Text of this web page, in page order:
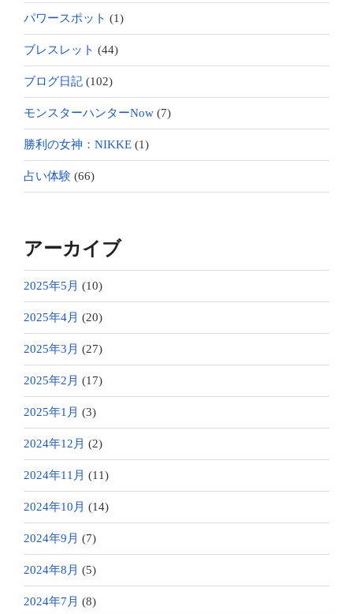
パワースポット (1)
ブレスレット (44)
ブログ日記 (102)
モンスターハンターNow (7)
勝利の女神：NIKKE (1)
占い体験 (66)
アーカイブ
2025年5月 (10)
2025年4月 (20)
2025年3月 (27)
2025年2月 (17)
2025年1月 (3)
2024年12月 (2)
2024年11月 (11)
2024年10月 (14)
2024年9月 (7)
2024年8月 (5)
2024年7月 (8)